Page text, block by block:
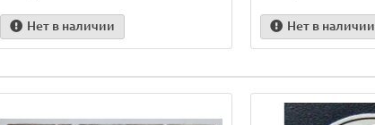
Нет в наличии Нет в наличии